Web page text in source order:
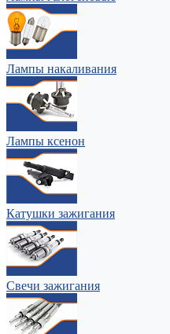
Лампы накаливания
Лампы ксенон
Катушки зажигания
Свечи зажигания